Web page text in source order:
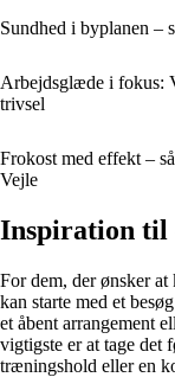
Sundhed i byplanen –
Arbejdsglæde i fokus:
trivsel
Frokost med effekt –
Vejle
Inspiration til
For dem, der ønsker
kan starte med et
et åbent arrangement
vigtigste er at tage det
træningshold eller en